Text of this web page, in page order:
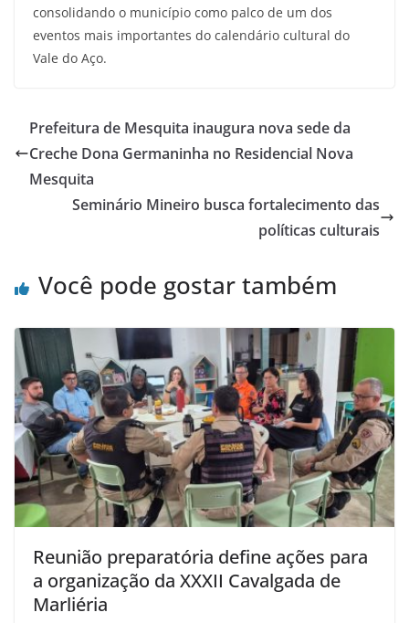
consolidando o município como palco de um dos
eventos mais importantes do calendário cultural do
Vale do Aço.
Prefeitura de Mesquita inaugura nova sede da
Creche Dona Germaninha no Residencial Nova
Mesquita
Seminário Mineiro busca fortalecimento das
políticas culturais
Você pode gostar também
Reunião preparatória define ações para
a organização da XXXII Cavalgada de
Marliéria